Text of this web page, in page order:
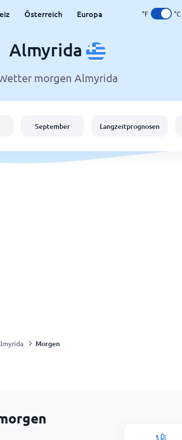
Österreich Europa °F °C
Almyrida
morgen Almyrida
September Langzeitprognosen
Morgen